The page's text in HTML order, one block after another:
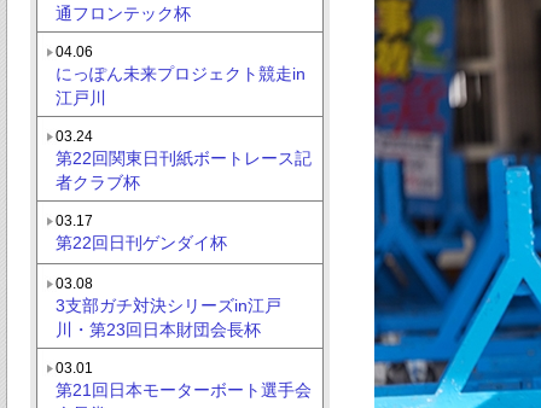
通フロンテック杯
04.06
にっぽん未来プロジェクト競走in
江戸川
03.24
第22回関東日刊紙ボートレース記
者クラブ杯
03.17
第22回日刊ゲンダイ杯
03.08
3支部ガチ対決シリーズin江戸
川・第23回日本財団会長杯
03.01
第21回日本モーターボート選手会